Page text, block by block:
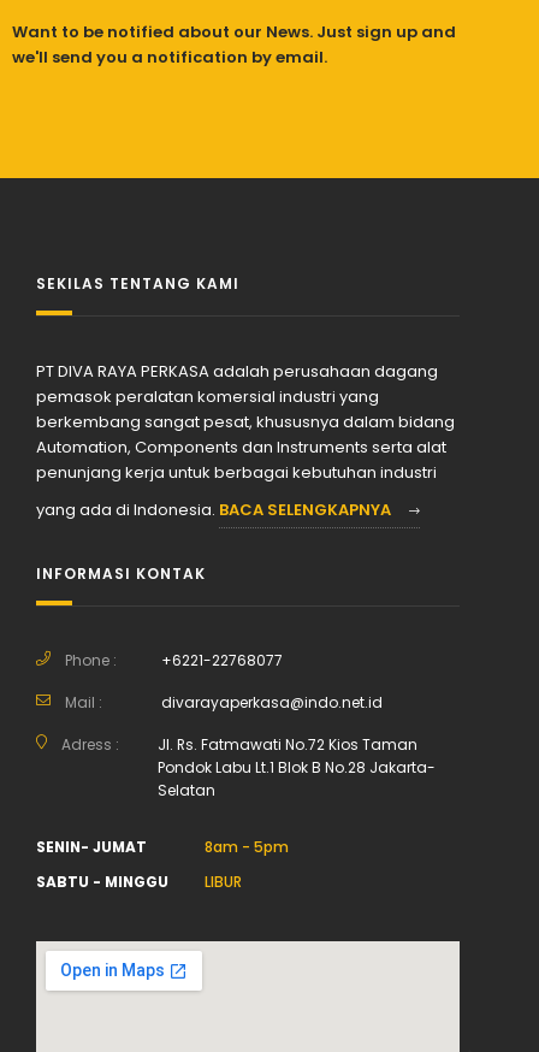
Want to be notified about our News. Just sign up and
we'll send you a notification by email.
SEKILAS TENTANG KAMI
PT DIVA RAYA PERKASA adalah perusahaan dagang
pemasok peralatan komersial industri yang
berkembang sangat pesat, khususnya dalam bidang
Automation, Components dan Instruments serta alat
penunjang kerja untuk berbagai kebutuhan industri
yang ada di Indonesia. BACA SELENGKAPNYA
INFORMASI KONTAK
Phone : +6221-22768077
Mail : divarayaperkasa@indo.net.id
Adress :
Jl. Rs. Fatmawati No.72 Kios Taman
Pondok Labu Lt.1 Blok B No.28 Jakarta-
Selatan
SENIN- JUMAT
8am - 5pm
SABTU - MINGGU
LIBUR